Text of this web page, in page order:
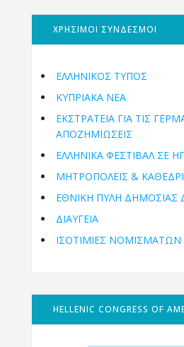
ΧΡΗΣΙΜΟΙ ΣΥΝΔΕΣΜΟΙ
ΕΛΛΗΝΙΚΟΣ ΤΥΠΟΣ
ΚΥΠΡΙΑΚΑ ΝΕΑ
ΕΚΣΤΡΑΤΕΙΑ ΓΙΑ ΤΙΣ
ΑΠΟΖΗΜΙΩΣΕΙΣ
ΕΛΛΗΝΙΚΆ ΦΕΣΤΙΒΆΛ ΣΕ
ΜΗΤΡΟΠΌΛΕΙΣ &
ΕΘΝΙΚΉ ΠΎΛΗ ΔΗΜΌΣΙΑΣ
ΔΙΑΥΓΕΙΑ
ΙΣΟΤΙΜΙΕΣ ΝΟΜΙΣΜΑΤΩΝ
HELLENIC CONGRESS OF